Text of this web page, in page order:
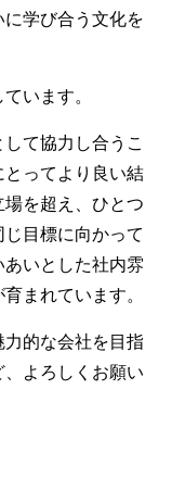
学び合う文化を
います。
て協力し合うこ
とってより良い結
を超え、ひとつ
目標に向かって
いとした社内雰
まれています。
力的な会社を目指
よろしくお願い